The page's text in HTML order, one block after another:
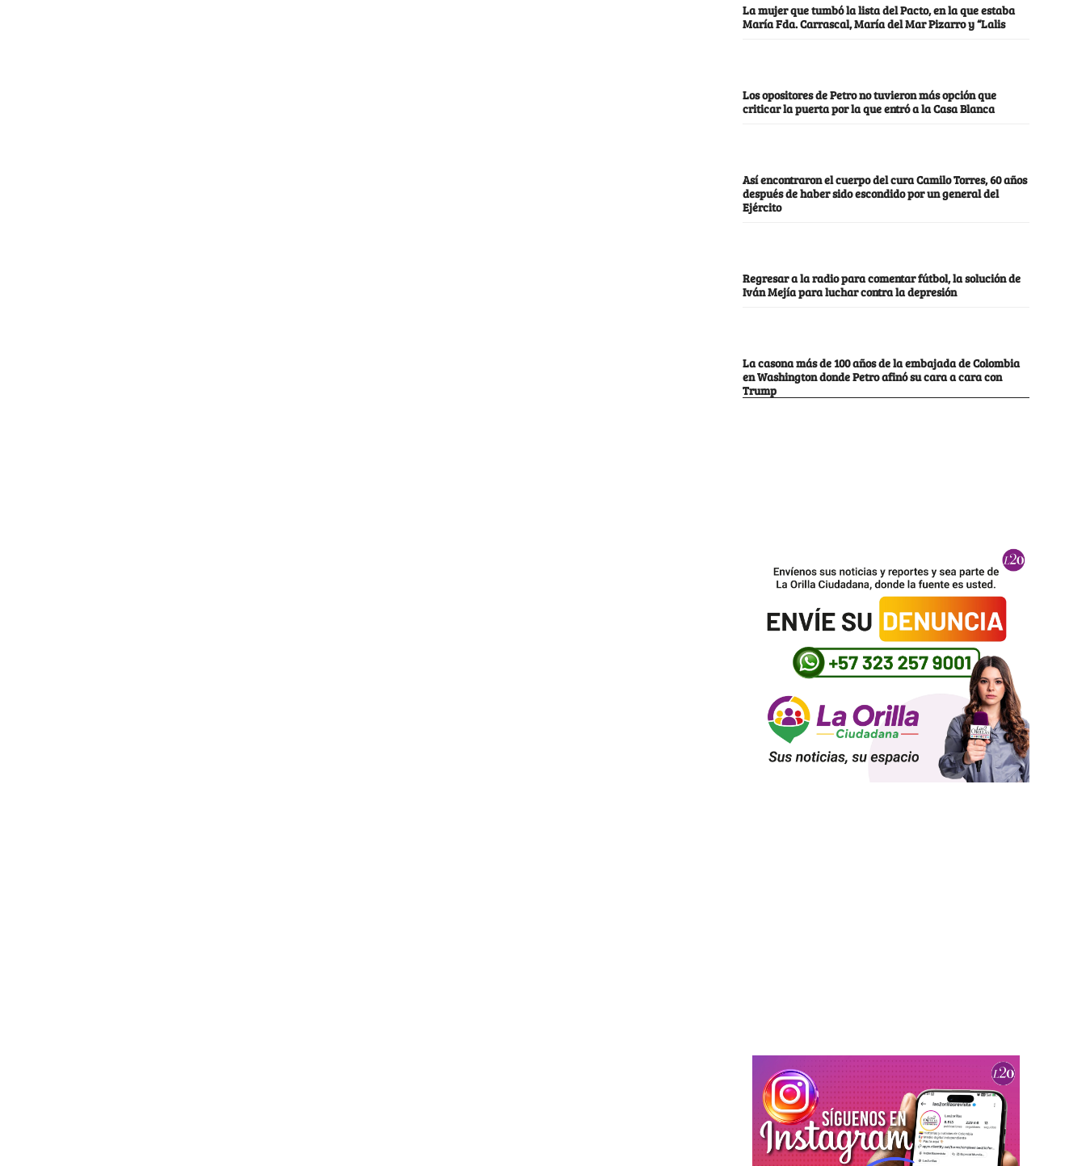
La mujer que tumbó la lista del Pacto, en la que estaba
María Fda. Carrascal, María del Mar Pizarro y “Lalis
Los opositores de Petro no tuvieron más opción que
criticar la puerta por la que entró a la Casa Blanca
Así encontraron el cuerpo del cura Camilo Torres, 60 años
después de haber sido escondido por un general del
Ejército
Regresar a la radio para comentar fútbol, la solución de
Iván Mejía para luchar contra la depresión
La casona más de 100 años de la embajada de Colombia
en Washington donde Petro afinó su cara a cara con
Trump